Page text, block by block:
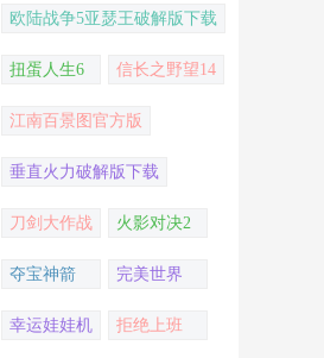
欧陆战争5亚瑟王破解版下载
扭蛋人生6 信长之野望14
江南百景图官方版
垂直火力破解版下载
刀剑大作战 火影对决2
夺宝神箭 完美世界
幸运娃娃机 拒绝上班